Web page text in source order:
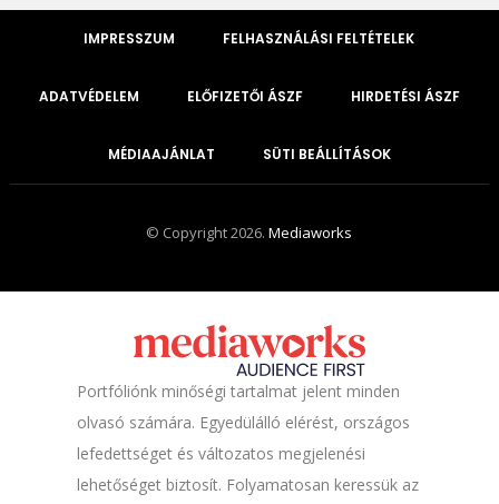
IMPRESSZUM FELHASZNÁLÁSI FELTÉTELEK
ADATVÉDELEM ELŐFIZETŐI ÁSZF HIRDETÉSI ÁSZF
MÉDIAAJÁNLAT SÜTI BEÁLLÍTÁSOK
© Copyright 2026.Mediaworks
Portfóliónk minőségi tartalmat jelent minden
olvasó számára. Egyedülálló elérést, országos
lefedettséget és változatos megjelenési
lehetőséget biztosít. Folyamatosan keressük az